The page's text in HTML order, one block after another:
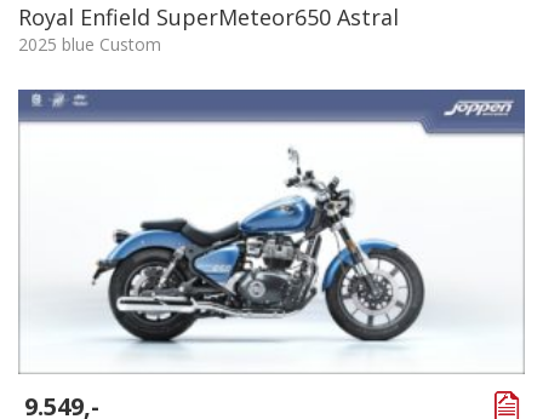
Royal Enfield SuperMeteor650 Astral
2025 blue Custom
9.549,-